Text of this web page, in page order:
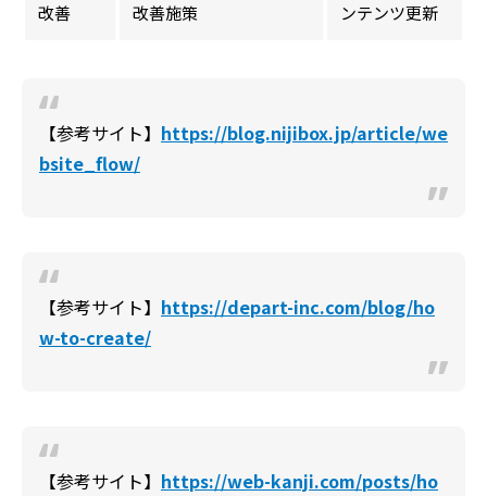
改善
改善施策
ンテンツ更新
【参考サイト】 https://blog.nijibox.jp/article/we
bsite_flow/
【参考サイト】 https://depart-inc.com/blog/ho
w-to-create/
【参考サイト】 https://web-kanji.com/posts/ho